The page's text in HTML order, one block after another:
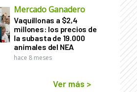
Mercado Ganadero
Vaquillonas a $2,4
millones: los precios de
la subasta de 19.000
animales del NEA
hace 8 meses
Ver más >